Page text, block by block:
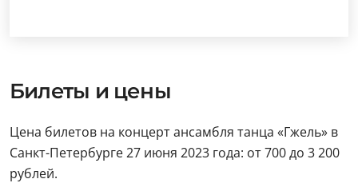
Билеты и цены
Цена билетов на концерт ансамбля танца «Гжель» в
Санкт-Петербурге 27 июня 2023 года: от 700 до 3 200
рублей.